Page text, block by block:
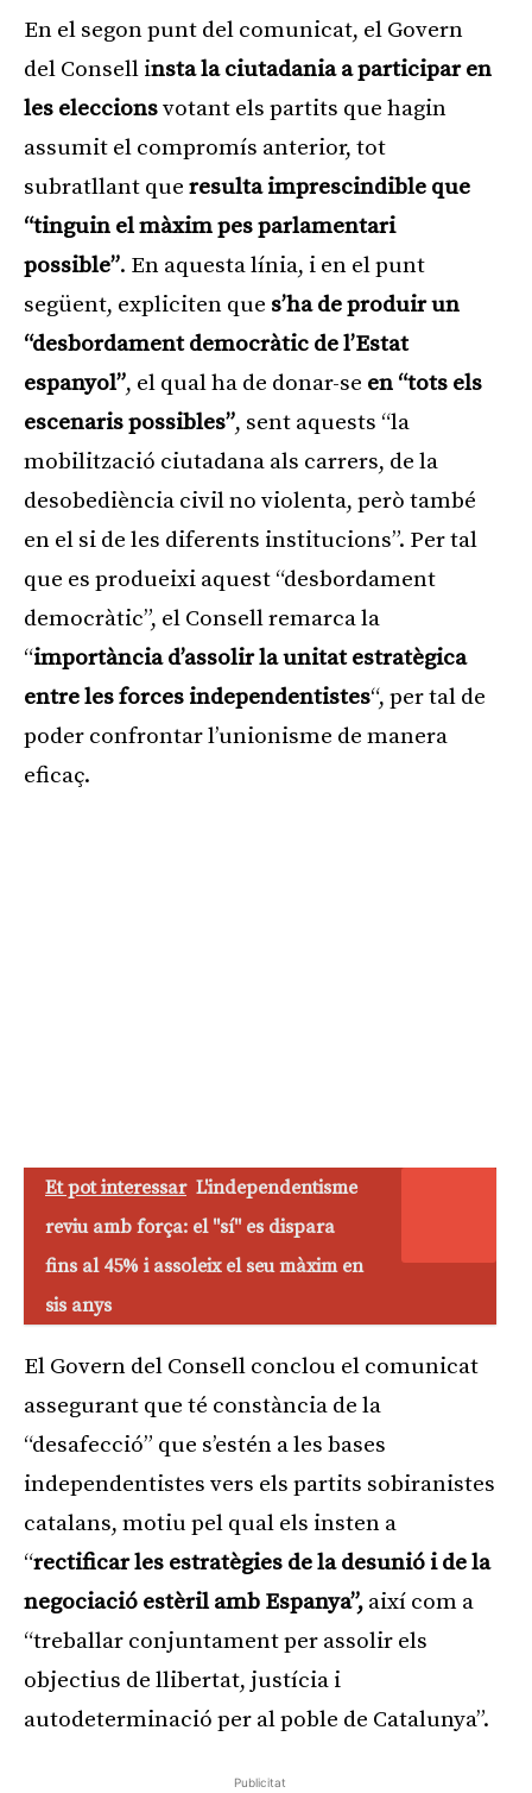
En el segon punt del comunicat, el Govern
del Consell insta la ciutadania a participar en
les eleccionsvotant els partits que hagin
assumit el compromís anterior, tot
subratllant que resulta imprescindible que
“tinguin el màxim pes parlamentari
possible”. En aquesta línia, i en el punt
següent, expliciten que s’ha de produir un
“desbordament democràtic de l’Estat
espanyol”, el qual ha de donar-se en “tots els
escenaris possibles”, sent aquests “la
mobilització ciutadana als carrers, de la
desobediència civil no violenta, però també
en el si de les diferents institucions”. Per tal
que es produeixi aquest “desbordament
democràtic”, el Consell remarca la
“importància d’assolir la unitat estratègica
entre les forces independentistes“, per tal de
poder confrontar l’unionisme de manera
eficaç.
Et pot interessar L'independentisme
reviu amb força: el "sí" es dispara
fins al 45% i assoleix el seu màxim en
sis anys
El Govern del Consell conclou el comunicat
assegurant que té constància de la
“desafecció” que s’estén a les bases
independentistes vers els partits sobiranistes
catalans, motiu pel qual els insten a
“rectificar les estratègies de la desunió i de la
negociació estèril amb Espanya”, així com a
“treballar conjuntament per assolir els
objectius de llibertat, justícia i
autodeterminació per al poble de Catalunya”.
Publicitat